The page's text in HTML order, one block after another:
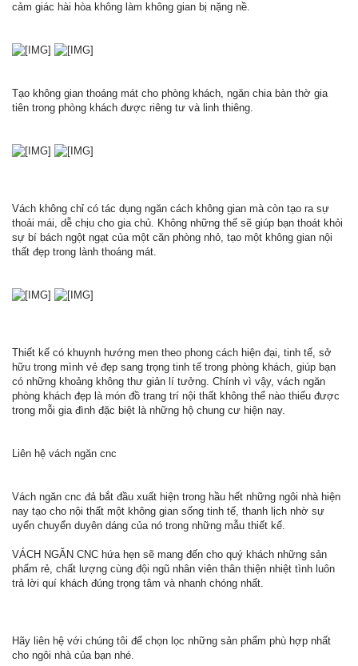
cảm giác hài hòa không làm không gian bị nặng nề.
Tạo không gian thoáng mát cho phòng khách, ngăn chia bàn thờ gia
tiên trong phòng khách được riêng tư và linh thiêng.
Vách không chỉ có tác dụng ngăn cách không gian mà còn tạo ra sự
thoải mái, dễ chịu cho gia chủ. Không những thế sẽ giúp bạn thoát khỏi
sự bí bách ngột ngạt của một căn phòng nhỏ, tạo một không gian nội
thất đẹp trong lành thoáng mát.
Thiết kế có khuynh hướng men theo phong cách hiện đại, tinh tế, sở
hữu trong mình vẻ đẹp sang trọng tinh tế trong phòng khách, giúp bạn
có những khoảng không thư giản lí tưởng. Chính vì vậy, vách ngăn
phòng khách đẹp là món đồ trang trí nội thất không thể nào thiếu được
trong mỗi gia đình đặc biệt là những hộ chung cư hiện nay.
Liên hệ vách ngăn cnc
Vách ngăn cnc đả bắt đầu xuất hiện trong hầu hết những ngôi nhà hiện
nay tạo cho nội thất một không gian sống tinh tế, thanh lịch nhờ sự
uyển chuyển duyên dáng của nó trong những mẫu thiết kế.
VÁCH NGĂN CNC hứa hẹn sẽ mang đến cho quý khách những sản
phẩm rẻ, chất lượng cùng đội ngũ nhân viên thân thiện nhiệt tình luôn
trả lời quí khách đúng trọng tâm và nhanh chóng nhất.
Hãy liên hệ với chúng tôi để chọn lọc những sản phẩm phù hợp nhất
cho ngôi nhà của bạn nhé.